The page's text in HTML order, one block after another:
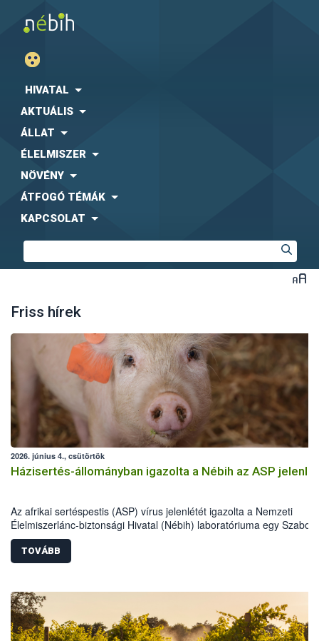
HIVATAL
AKTUÁLIS
ÁLLAT
ÉLELMISZER
NÖVÉNY
ÁTFOGÓ TÉMÁK
KAPCSOLAT
Friss hírek
2026. június 4., csütörtök
Házisertés-állományban igazolta a Nébih az ASP
Az afrikai sertéspestis (ASP) vírus jelenlétét igazolta a Nemzeti
Élelmiszerlánc-biztonsági Hivatal (Nébih) laboratóriuma egy
Szatmár-Bereg vármegyei házisertés-állományban. Az országos
főállatorvos azonnali hatósági intézkedéseket rendelt el a betegség
további terjedésének megakadályozása érdekében. Az eset kiemelt
házi sertésekben. A hatóság a sertéstartókat a járványvédelmi
szigorú betartására kéri.
TOVÁBB